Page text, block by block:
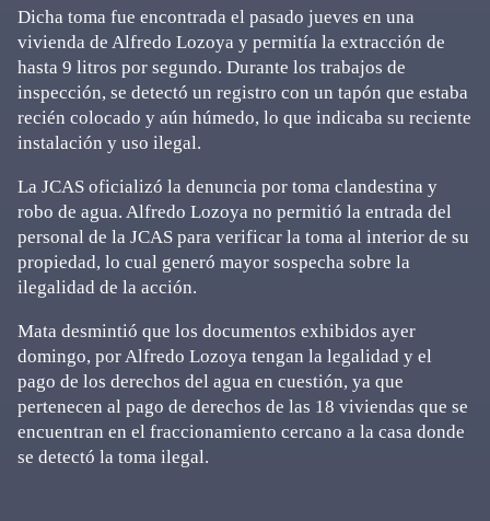
Dicha toma fue encontrada el pasado jueves en una
vivienda de Alfredo Lozoya y permitía la extracción de
hasta 9 litros por segundo. Durante los trabajos de
inspección, se detectó un registro con un tapón que estaba
recién colocado y aún húmedo, lo que indicaba su reciente
instalación y uso ilegal.
La JCAS oficializó la denuncia por toma clandestina y
robo de agua. Alfredo Lozoya no permitió la entrada del
personal de la JCAS para verificar la toma al interior de su
propiedad, lo cual generó mayor sospecha sobre la
ilegalidad de la acción.
Mata desmintió que los documentos exhibidos ayer
domingo, por Alfredo Lozoya tengan la legalidad y el
pago de los derechos del agua en cuestión, ya que
pertenecen al pago de derechos de las 18 viviendas que se
encuentran en el fraccionamiento cercano a la casa donde
se detectó la toma ilegal.